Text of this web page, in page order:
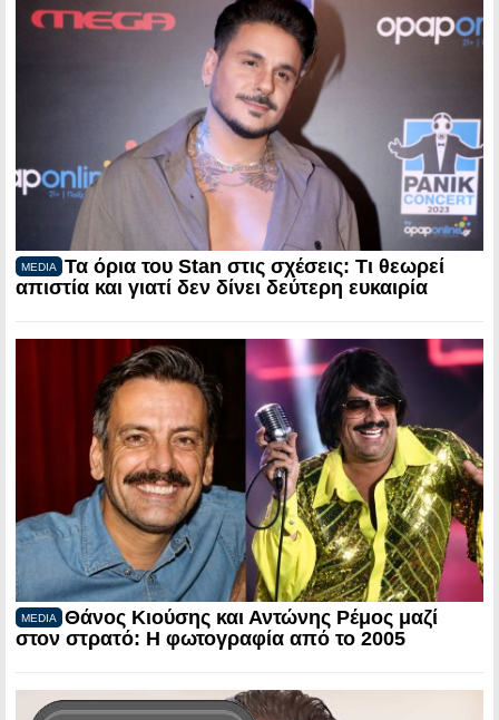
MEDIA
Τα όρια του Stan στις σχέσεις: Τι θεωρεί
απιστία και γιατί δεν δίνει δεύτερη ευκαιρία
MEDIA
Θάνος Κιούσης και Αντώνης Ρέμος μαζί
στον στρατό: Η φωτογραφία από το 2005